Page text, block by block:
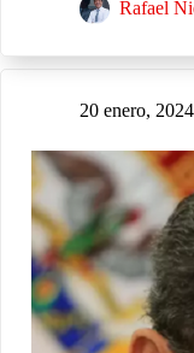
Rafael
20 enero, 2024